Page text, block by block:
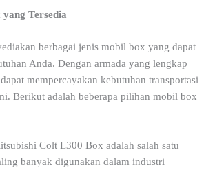
Tersedia
berbagai jenis mobil box yang dapat
Anda. Dengan armada yang lengkap
mempercayakan kebutuhan transportasi
Berikut adalah beberapa pilihan mobil box
Colt L300 Box adalah salah satu
banyak digunakan dalam industri